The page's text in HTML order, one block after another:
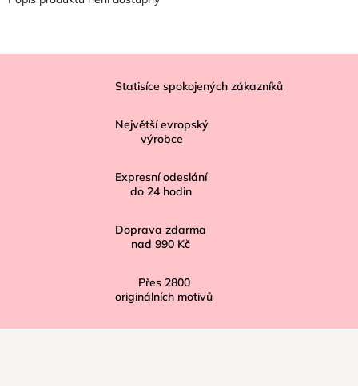
Statisíce spokojených zákazníků
Největší evropský
výrobce
Expresní odeslání
do 24 hodin
Doprava zdarma
nad 990 Kč
Přes 2800
originálních motivů